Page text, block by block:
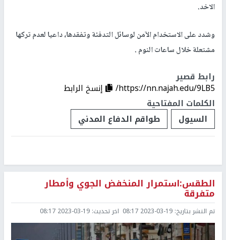
الاخد.
وشدد على الاستخدام الآمن لوسائل التدفئة وتفقدها، داعيا لعدم تركها
مشتعلة خلال ساعات النوم .
رابط قصير
https://nn.najah.edu/9LB5/
إنسخ الرابط
الكلمات المفتاحية
السيول
طواقم الدفاع المدني
الطقس:استمرار المنخفض الجوي وأمطار
متفرقة
تم النشر بتاريخ: 2023-03-19 08:17 اخر تحديث: 2023-03-19 08:17